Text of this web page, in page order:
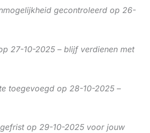
gecontroleerd op 26-
27-10-2025 – blijf verdienen met
toegevoegd op 28-10-2025 –
op 29-10-2025 voor jouw